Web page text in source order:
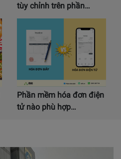
tùy chỉnh trên phần…
Phần mềm hóa đơn điện
tử nào phù hợp…